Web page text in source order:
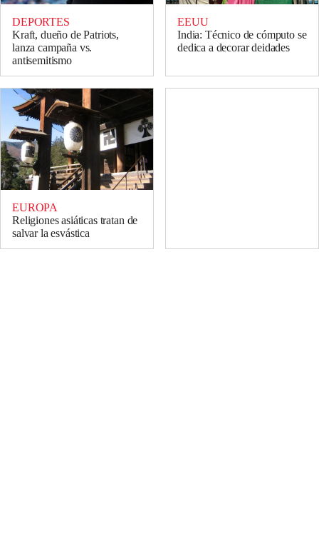
DEPORTES
Kraft, dueño de Patriots,
lanza campaña vs.
antisemitismo
EEUU
India: Técnico de cómputo se
dedica a decorar deidades
EUROPA
Religiones asiáticas tratan de
salvar la esvástica